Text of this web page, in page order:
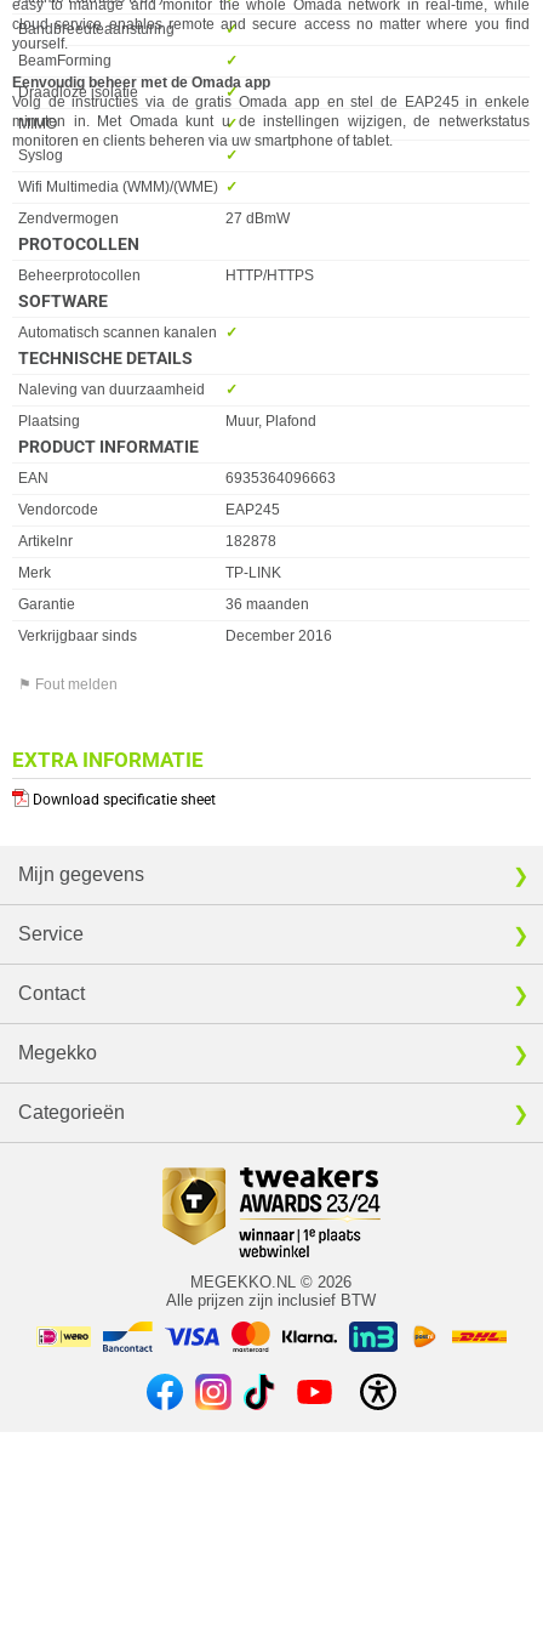
Bandbreedteaansturing
✓︎
BeamForming
✓︎
Draadloze isolatie
✓︎
MIMO
✓︎
Syslog
✓︎
Wifi Multimedia (WMM)/(WME) ✓︎
Zendvermogen
27 dBmW
PROTOCOLLEN
Eigenschap Waarde
Beheerprotocollen HTTP/HTTPS
SOFTWARE
Eigenschap Waarde
Automatisch scannen kanalen ✓︎
TECHNISCHE DETAILS
Eigenschap Waarde
Naleving van duurzaamheid
✓︎
Plaatsing
Muur, Plafond
PRODUCT INFORMATIE
EAN
6935364096663
Vendorcode
EAP245
Artikelnr
182878
Merk
TP-LINK
Garantie
36 maanden
Verkrijgbaar sinds
December 2016
⚑ Fout melden
EXTRA INFORMATIE
Download specificatie sheet
easy to manage and monitor the whole Omada network in real-time, while
cloud service enables remote and secure access no matter where you find
yourself.
Eenvoudig beheer met de Omada app
Volg de instructies via de gratis Omada app en stel de EAP245 in enkele
minuten in. Met Omada kunt u de instellingen wijzigen, de netwerkstatus
monitoren en clients beheren via uw smartphone of tablet.
Mijn gegevens
Service
Contact
Megekko
Categorieën
MEGEKKO.NL © 2026
Alle prijzen zijn inclusief BTW